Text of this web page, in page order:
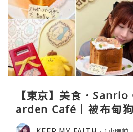
【東京】美食．
arden Café｜被布甸
下午茶體驗